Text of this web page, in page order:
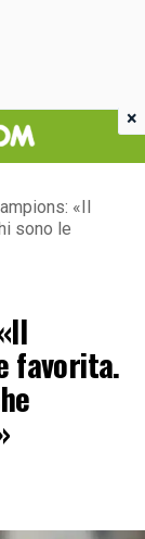
«Il
sono le
favorita.
×